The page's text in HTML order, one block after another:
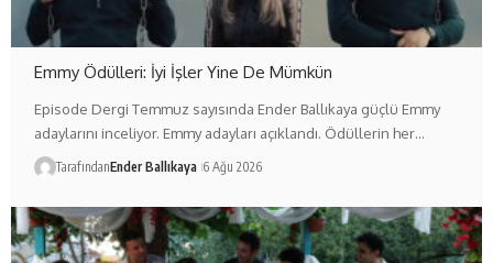
Emmy Ödülleri: İyi İşler Yine De Mümkün
Episode Dergi Temmuz sayısında Ender Ballıkaya güçlü Emmy
adaylarını inceliyor. Emmy adayları açıklandı. Ödüllerin her…
TarafındanEnder Ballıkaya 6 Ağu 2026